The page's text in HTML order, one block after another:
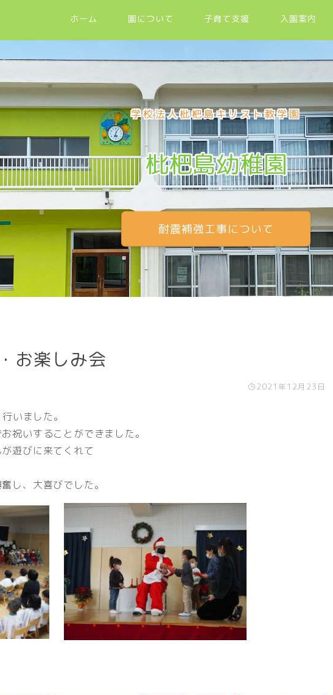
ホーム 園について 子育て支援 入園案内
学校法人枇杷島キリスト教学園
枇杷島幼稚園
耐震補強工事について
お楽しみ会
2021年12月23日
いました。
祝いすることができました。
遊びに来てくれて
し、大喜びでした。